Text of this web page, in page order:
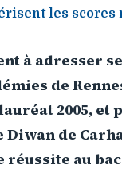
les scores
à adresser
de
2005, et
Diwan de
réussite au bac